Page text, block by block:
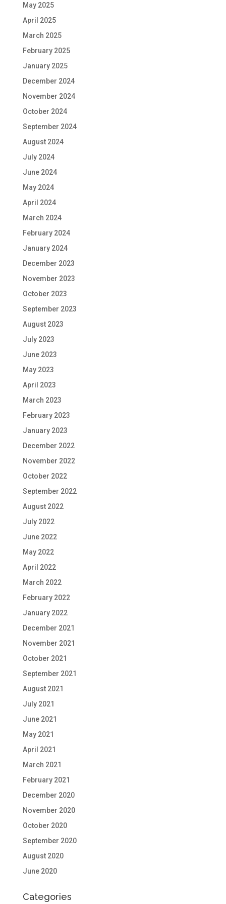
May 2025
April 2025
March 2025
February 2025
January 2025
December 2024
November 2024
October 2024
September 2024
August 2024
July 2024
June 2024
May 2024
April 2024
March 2024
February 2024
January 2024
December 2023
November 2023
October 2023
September 2023
August 2023
July 2023
June 2023
May 2023
April 2023
March 2023
February 2023
January 2023
December 2022
November 2022
October 2022
September 2022
August 2022
July 2022
June 2022
May 2022
April 2022
March 2022
February 2022
January 2022
December 2021
November 2021
October 2021
September 2021
August 2021
July 2021
June 2021
May 2021
April 2021
March 2021
February 2021
December 2020
November 2020
October 2020
September 2020
August 2020
June 2020
Categories